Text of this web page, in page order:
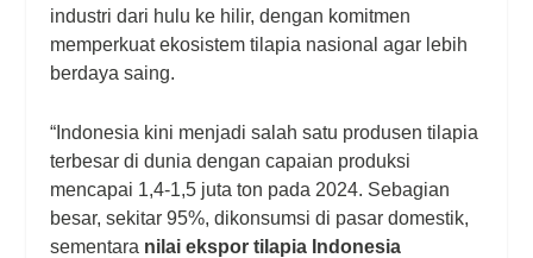
industri dari hulu ke hilir, dengan komitmen
memperkuat ekosistem tilapia nasional agar lebih
berdaya saing.
“Indonesia kini menjadi salah satu produsen tilapia
terbesar di dunia dengan capaian produksi
mencapai 1,4-1,5 juta ton pada 2024. Sebagian
besar, sekitar 95%, dikonsumsi di pasar domestik,
sementara nilai ekspor tilapia Indonesia